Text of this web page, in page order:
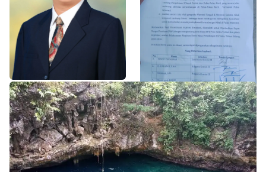
Slogan Pemberdayaan Lokal
Dinilai Hanya Pemanis, Tokoh
Pemuda Wilalang Kritik Dominasi
Orang Luar
Hipmawani Bersama DPRD Sultra
Sepakati RDP Perihal IUP
Pertambangan di Pulau Wawonii
WISATA SULTRA >>